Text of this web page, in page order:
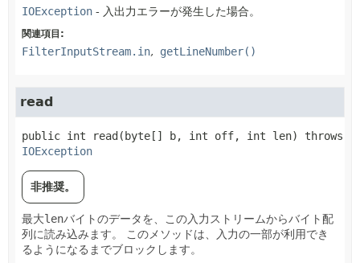
IOException - 入出力エラーが発生した場合。
関連項目:
FilterInputStream.in getLineNumber()
read
public int read(byte[] b, int off, int len)
IOException
非推奨。
最大lenバイトのデータを、この入力ストリームからバイト配
列に読み込みます。
このメソッドは、入力の一部が利用でき
るようになるまでブロックします。